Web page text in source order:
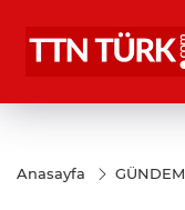
Anasayfa GÜNDEM